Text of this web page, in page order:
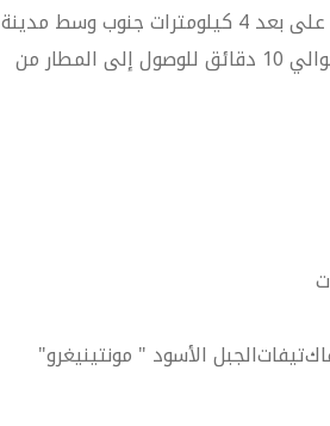
يقع مطار تيفات الدولي على بعد 4 كيلومترات جنوب وسط مدينة
تيفات. تستغرق الرحلة حوالي 10 دقائق للوصول إلى المطار من
تيفاتالجبل الأسود " مونتينيغرو"